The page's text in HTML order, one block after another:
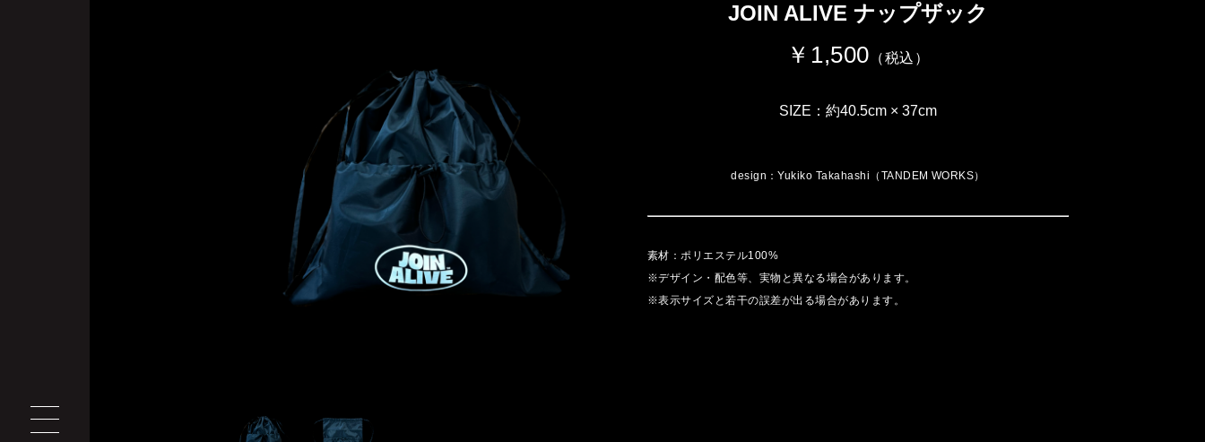
JOIN ALIVE ナップザック
￥1,500 （税込）
SIZE：約40.5cm × 37cm
design：Yukiko Takahashi（TANDEM WORKS）
素材：ポリエステル100%
※デザイン・配色等、実物と異なる場合があります。
※表示サイズと若干の誤差が出る場合があります。